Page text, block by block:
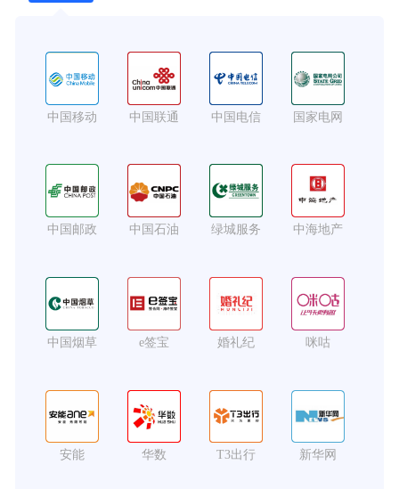
中国移动 中国联通 中国电信 国家电网
中国邮政 中国石油 绿城服务 中海地产
中国烟草 e签宝 婚礼纪 咪咕
安能 华数 T3出行 新华网